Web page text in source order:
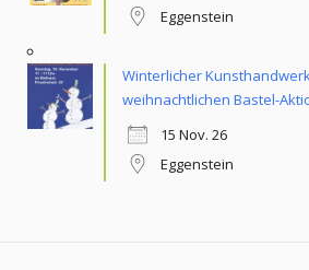
Eggenstein
Winterlicher
weihnachtlichen Bastel-
15 Nov. 26
Eggenstein